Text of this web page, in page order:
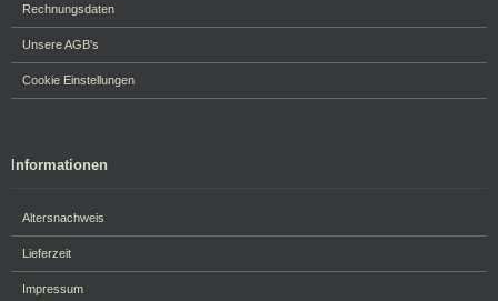
Rechnungsdaten
Unsere AGB's
Cookie Einstellungen
Informationen
Altersnachweis
Lieferzeit
Impressum